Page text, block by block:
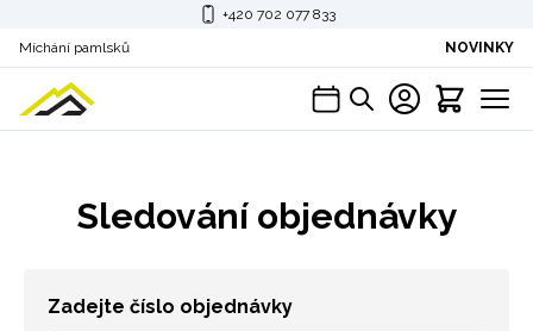
+420 702 077 833
Míchání pamlsků
NOVINKY
Sledování objednávky
Zadejte číslo objednávky